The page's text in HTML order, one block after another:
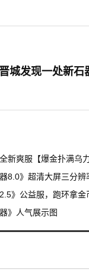
新爽服【爆金扑满乌
8.0》超清大屏三分辨率切
2.5》公益服，跑环拿
》人气展示图